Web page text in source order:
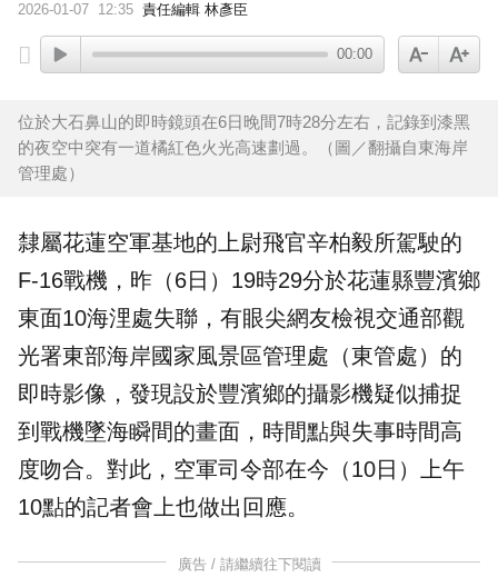
2026-01-07 12:35 責任編輯 林彥臣
00:00
位於大石鼻山的即時鏡頭在6日晚間7時28分左右，記錄到漆黑
的夜空中突有一道橘紅色火光高速劃過。（圖／翻攝自東海岸
管理處）
隸屬花蓮空軍基地的上尉飛官辛柏毅所駕駛的
F-16戰機，昨（6日）19時29分於花蓮縣豐濱鄉
東面10海浬處失聯，有眼尖網友檢視交通部觀
光署東部海岸國家風景區管理處（東管處）的
即時影像，發現設於豐濱鄉的攝影機疑似捕捉
到戰機墜海瞬間的畫面，時間點與失事時間高
度吻合。對此，空軍司令部在今（10日）上午
10點的記者會上也做出回應。
廣告 / 請繼續往下閱讀